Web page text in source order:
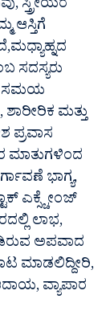
ಸ್ತ್ರೀಯರ
ಆಸ್ತಿಗೆ
ಸದಸ್ಯರು
ಸಮಯ
ಶಾರೀರಿಕ ಮತ್ತು
ಪ್ರವಾಸ
ಮಾತುಗಳಿಂದ
ಭಾಗ್ಯ,
ಎಕ್ಸ್ಚೇಂಜ್
ಲಾಭ,
ಅಪವಾದ
ಮಾಡಲಿದ್ದೀರಿ,
ವ್ಯಾಪಾರ